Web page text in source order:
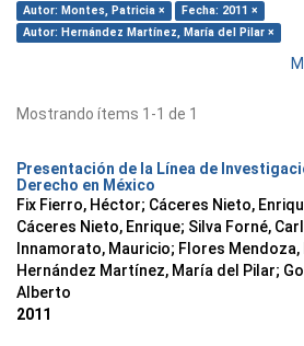
Autor: Montes, Patricia ×
Fecha: 2011 ×
Autor: Hernández Martínez, María del Pilar ×
Mostrando ítems 1-1 de 1
Presentación de la Línea de
Derecho en México
Fix Fierro, Héctor; Cáceres Nieto,
Cáceres Nieto, Enrique; Silva Forné,
Innamorato, Mauricio; Flores Mendoza,
Hernández Martínez, María del Pilar;
Alberto
2011